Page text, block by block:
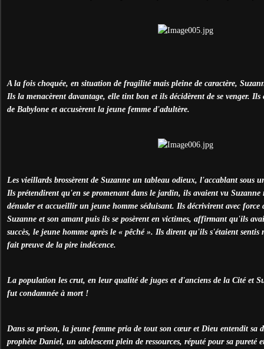
A la fois choquée, en situation de fragilité mais pleine de caractère,
Ils la menacèrent davantage, elle tint bon et ils décidèrent de se venger.
de Babylone et accusèrent la jeune femme d'adultère.
Les vieillards brossèrent de Suzanne un tableau odieux, l'accablant sous
Ils prétendirent qu'en se promenant dans le jardin, ils avaient vu Suzanne
dénuder et accueillir un jeune homme séduisant. Ils décrivirent avec force
Suzanne et son amant puis ils se posèrent en victimes, affirmant qu'ils
succès, le jeune homme après le « pêché ». Ils dirent qu'ils s'étaient sentis
fait preuve de la pire indécence.
La population les crut, en leur qualité de juges et d'anciens de la Cité et
fut condamnée à mort !
Dans sa prison, la jeune femme pria de tout son cœur et Dieu entendit sa
prophète Daniel, un adolescent plein de ressources, réputé pour sa pureté